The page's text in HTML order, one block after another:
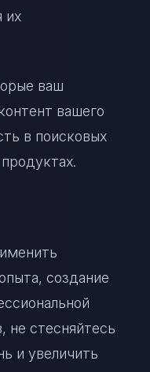
их
ваш
вашего
в поисковых
создание
не стесняйтесь
и увеличить